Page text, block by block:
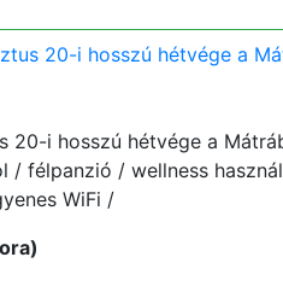
20-i hosszú hétvége a
20-i hosszú hétvége a
/ félpanzió / wellness
WiFi /